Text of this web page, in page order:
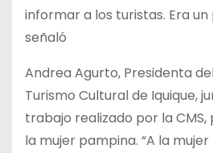
informar a los turistas. Era un
señaló
Andrea Agurto, Presidenta
Turismo Cultural de Iquique,
trabajo realizado por la
la mujer pampina. “A la